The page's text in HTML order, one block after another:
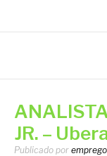
JR. –
Publicado por